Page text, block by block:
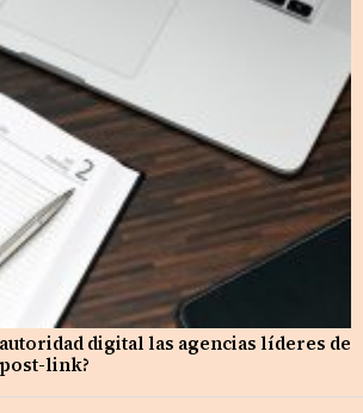
digital las agencias líderes de
link?